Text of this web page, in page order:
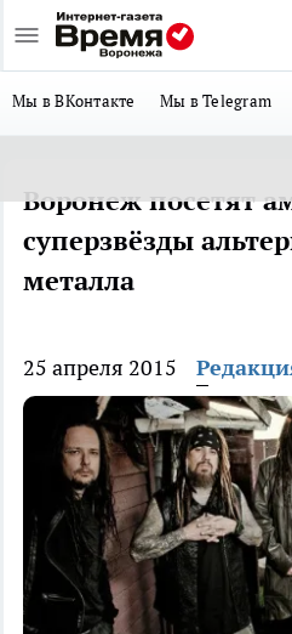
Мы в ВКонтакте Мы в Telegram
Воронеж посетят
суперзвёзды
металла
25 апреля 2015